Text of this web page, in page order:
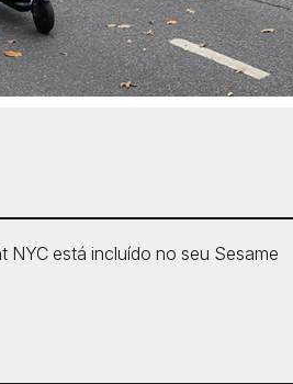
NYC está incluído no seu Sesame